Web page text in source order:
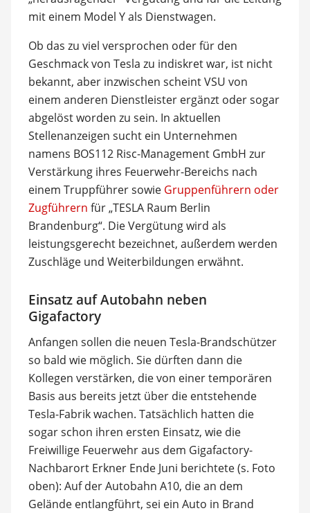
mit einem Model Y als Dienstwagen.
Ob das zu viel versprochen oder für den
Geschmack von Tesla zu indiskret war, ist nicht
bekannt, aber inzwischen scheint VSU von
einem anderen Dienstleister ergänzt oder sogar
abgelöst worden zu sein. In aktuellen
Stellenanzeigen sucht ein Unternehmen
namens BOS112 Risc-Management GmbH zur
Verstärkung ihres Feuerwehr-Bereichs nach
einem Truppführer sowie Gruppenführern oder
Zugführern für „TESLA Raum Berlin
Brandenburg“. Die Vergütung wird als
leistungsgerecht bezeichnet, außerdem werden
Zuschläge und Weiterbildungen erwähnt.
Einsatz auf Autobahn neben
Gigafactory
Anfangen sollen die neuen Tesla-Brandschützer
so bald wie möglich. Sie dürften dann die
Kollegen verstärken, die von einer temporären
Basis aus bereits jetzt über die entstehende
Tesla-Fabrik wachen. Tatsächlich hatten die
sogar schon ihren ersten Einsatz, wie die
Freiwillige Feuerwehr aus dem Gigafactory-
Nachbarort Erkner Ende Juni berichtete (s. Foto
oben): Auf der Autobahn A10, die an dem
Gelände entlangführt, sei ein Auto in Brand